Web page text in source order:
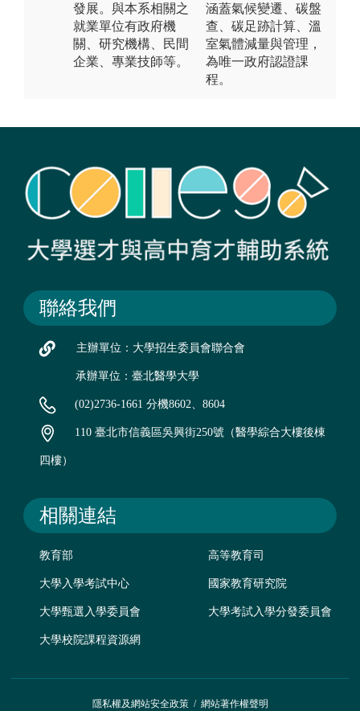
發展。與本系相關之
就業單位有政府機
關、研究機構、民間
企業、專業技師等。
涵蓋氣候變遷、碳盤
查、碳足跡計算、溫
室氣體減量與管理，
為唯一政府認證課
程。
聯絡我們
主辦單位：大學招生委員會聯合會
承辦單位：臺北醫學大學
(02)2736-1661 分機8602、8604
110 臺北市信義區吳興街250號（醫學綜合大樓後棟
四樓）
相關連結
教育部 高等教育司
大學入學考試中心 國家教育研究院
大學甄選入學委員會 大學考試入學分發委員會
大學校院課程資源網
隱私權及網站安全政策/ 網站著作權聲明